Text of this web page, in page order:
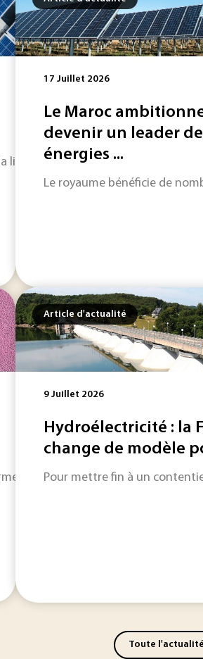
ligne d’assemblage de panneaux
17 Juillet 2026
Le Maroc
devenir un leader
énergies ...
Le royaume bénéficie de
progressivement la
Article d'actualité
9 Juillet 2026
Hydroélectricité : la
change de modèle
Pour mettre fin à un
Toute l'actualité